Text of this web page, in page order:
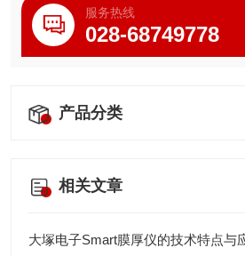
服务热线
028-68749778
产品分类
相关文章
大塚电子Smart膜厚仪的技术特点与